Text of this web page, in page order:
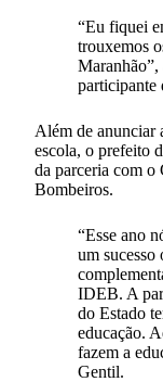
“Eu fiquei
trouxemos
participante
Além de anunciar
escola, o prefeito
da parceria com
Bombeiros.
“Esse ano
um
IDEB. A
do Estado
educação.
fazem a
Gentil.